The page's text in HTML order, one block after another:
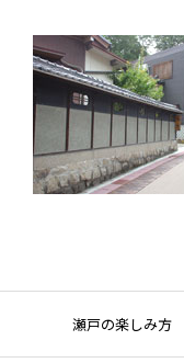
瀬戸の楽しみ方